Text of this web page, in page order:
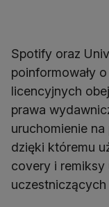
Spotify oraz
poinformowały
licencyjnych
prawa
uruchomienie
dzięki któremu
covery i